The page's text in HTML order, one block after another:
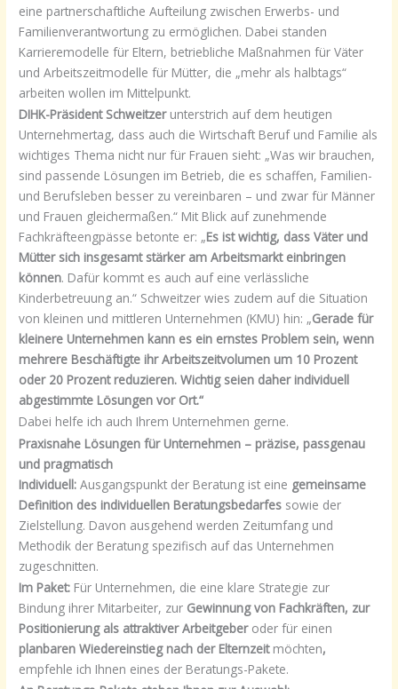
eine partnerschaftliche Aufteilung zwischen Erwerbs- und
Familienverantwortung zu ermöglichen. Dabei standen
Karrieremodelle für Eltern, betriebliche Maßnahmen für Väter
und Arbeitszeitmodelle für Mütter, die „mehr als halbtags“
arbeiten wollen im Mittelpunkt.
DIHK-Präsident Schweitzerunterstrich auf dem heutigen
Unternehmertag, dass auch die Wirtschaft Beruf und Familie als
wichtiges Thema nicht nur für Frauen sieht: „Was wir brauchen,
sind passende Lösungen im Betrieb, die es schaffen, Familien-
und Berufsleben besser zu vereinbaren – und zwar für Männer
und Frauen gleichermaßen.“ Mit Blick auf zunehmende
Fachkräfteengpässe betonte er: „Es ist wichtig, dass Väter und
Mütter sich insgesamt stärker am Arbeitsmarkt einbringen
können. Dafür kommt es auch auf eine verlässliche
Kinderbetreuung an.“ Schweitzer wies zudem auf die Situation
von kleinen und mittleren Unternehmen (KMU) hin: „Gerade für
kleinere Unternehmen kann es ein ernstes Problem sein, wenn
mehrere Beschäftigte ihr Arbeitszeitvolumen um 10 Prozent
oder 20 Prozent reduzieren. Wichtig seien daher individuell
abgestimmte Lösungen vor Ort.“
Dabei helfe ich auch Ihrem Unternehmen gerne.
Praxisnahe Lösungen für Unternehmen – präzise, passgenau
und pragmatisch
Individuell: Ausgangspunkt der Beratung ist eine gemeinsame
Definition des individuellen Beratungsbedarfes sowie der
Zielstellung. Davon ausgehend werden Zeitumfang und
Methodik der Beratung spezifisch auf das Unternehmen
zugeschnitten.
Im Paket: Für Unternehmen, die eine klare Strategie zur
Bindung ihrer Mitarbeiter, zur Gewinnung von Fachkräften, zur
Positionierung als attraktiver Arbeitgeber oder für einen
planbaren Wiedereinstieg nach der Elternzeitmöchten,
empfehle ich Ihnen eines der Beratungs-Pakete.